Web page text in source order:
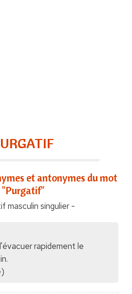
et antonymes du mot
"Purgatif"
masculin singulier -
rapidement le